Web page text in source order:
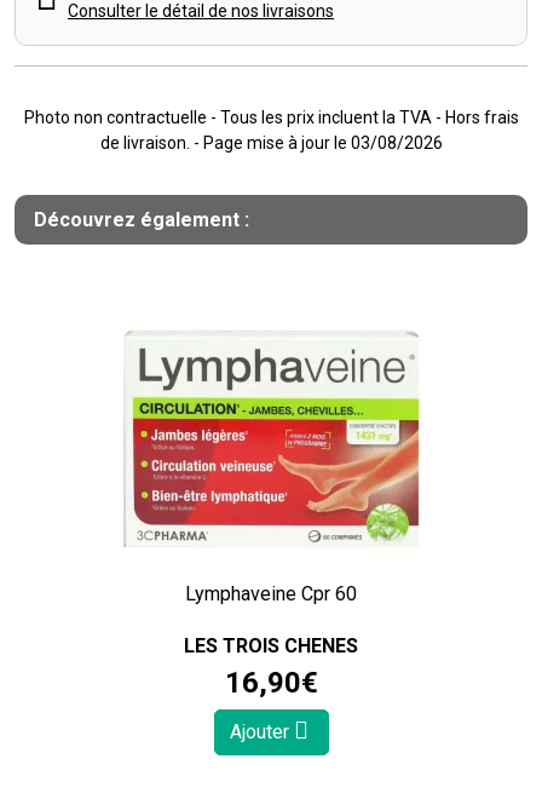
Consulter le détail de nos livraisons
Photo non contractuelle - Tous les prix incluent la TVA - Hors frais
de livraison. - Page mise à jour le 03/08/2026
Découvrez également :
Lymphaveine Cpr 60
LES TROIS CHENES
16,90€
Ajouter